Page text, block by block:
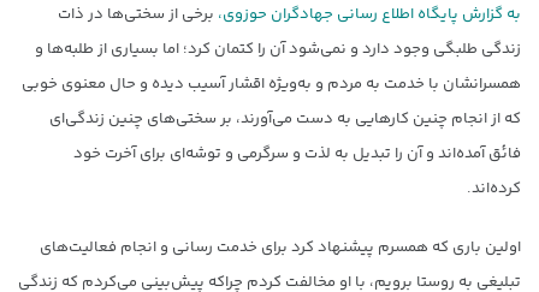
به گزارش پایگاه اطلاع رسانی جهادگران حوزوی، برخی از سختی‌ها در ذات
زندگی طلبگی وجود دارد و نمی‌شود آن را کتمان کرد؛ اما بسیاری از طلبه‌ها و
همسرانشان با خدمت به مردم و به‌ویژه اقشار آسیب دیده و حال معنوی خوبی
که از انجام چنین کارهایی به‌ دست می‌آورند، بر سختی‌های چنین زندگی‌ای
فائق آمده‌اند و آن را تبدیل به لذت و سرگرمی و توشه‌ای برای آخرت خود
کرده‌اند.
اولین باری که همسرم پیشنهاد کرد برای خدمت‌ رسانی و انجام فعالیت‌های
تبلیغی به روستا برویم، با او مخالفت کردم چراکه پیش‌بینی می‌کردم که زندگی